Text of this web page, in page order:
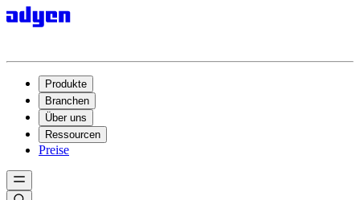
Produkte
Branchen
Über uns
Ressourcen
Preise